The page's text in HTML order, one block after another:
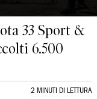
33 Sport &
6.500
2 MINUTI DI LETTURA